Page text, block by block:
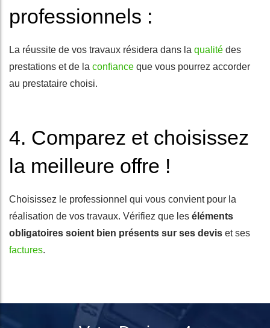
professionnels :
La réussite de vos travaux résidera dans la qualité des
prestations et de la confiance que vous pourrez accorder
au prestataire choisi.
4. Comparez et choisissez
la meilleure offre !
Choisissez le professionnel qui vous convient pour la
réalisation de vos travaux. Vérifiez que les éléments
obligatoires soient bien présents sur ses devis et ses
factures.